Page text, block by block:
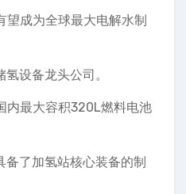
成为全球最大电解水制
设备龙头公司。
内最大容积320L燃料电池
了加氢站核心装备的制